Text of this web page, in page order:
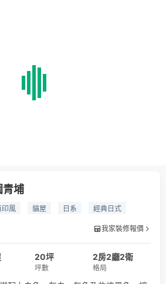
青埔
印風 貓屋 日系
經典日式
霧面玻璃我家裝修報價
20坪
坪數
2房2廳2衛
格局